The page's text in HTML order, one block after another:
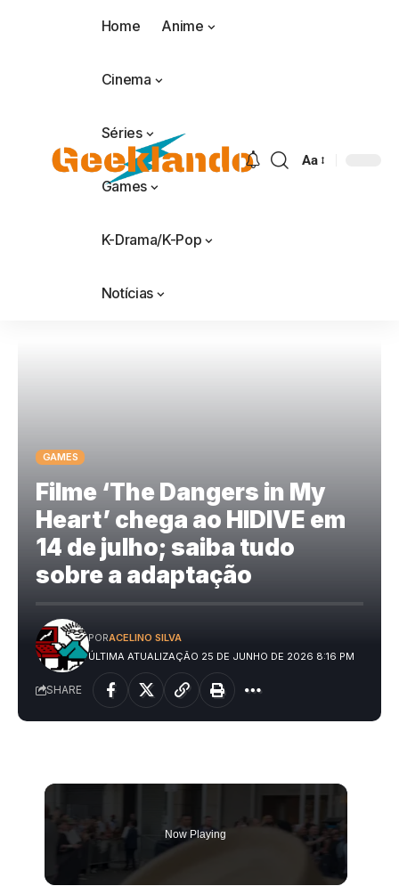
Home Anime
Cinema
Séries
Games
K-Drama/K-Pop
Notícias
Aa
GAMES
Filme ‘The Dangers in My
Heart’ chega ao HIDIVE em
14 de julho; saiba tudo
sobre a adaptação
ÚLTIMA ATUALIZAÇÃO 25 DE JUNHO DE 2026 8:16 PM
PORACELINO SILVA
SHARE
Now Playing